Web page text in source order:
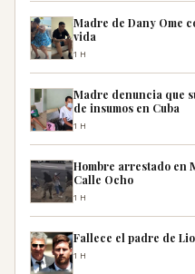
Madre de Dany Ome
vida
1H
Madre denuncia que
de insumos en Cuba
1H
Hombre arrestado en
Calle Ocho
1H
Fallece el padre de
1H